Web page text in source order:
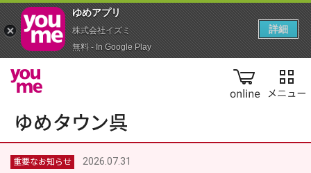
online
重要なお知らせ
2026.07.31
ゆめアプ‪リ‬
株式会社イズミ
無料 - In Google Play
詳細